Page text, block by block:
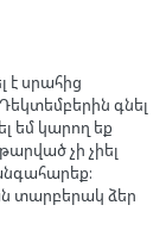
է սրահից
գնել
եմ կարող եք
չի չիել
տարբերակ ձեր